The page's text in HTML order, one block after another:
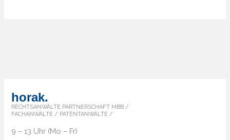
horak.
RECHTSANWÄLTE PARTNERSCHAFT MBB /
FACHANWÄLTE / PATENTANWÄLTE /
9 – 13 Uhr (Mo – Fr)